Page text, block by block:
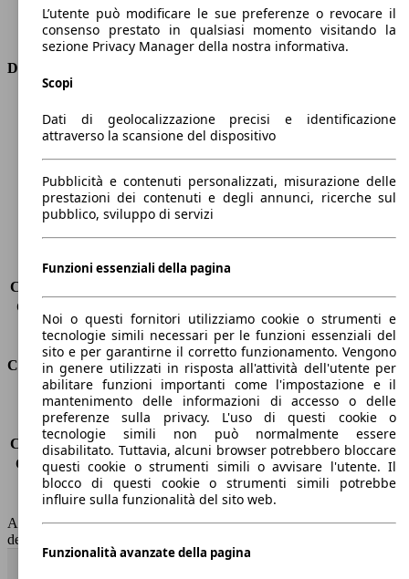
Trasmissione
Automatico
Tipo di trazione
trazione anteriore
Dimensioni
Altezza
1640 mm
1830 mm
Peso massimo
2150 kg
Carico massimo
-
Carico sul tetto
-
Capacità di traino (senza freni)
Capacità di traino (con freni)
Volume del bagagliaio
130 - 1835 l
Consumi
Emissioni di CO2*
104 g/km (komb.)
Consumo (urbano)
4.4 l/100km
Consumo (extra-urbano)
3.7 l/100km
Consumo (combinato)*
4.0 l/100km
Classe di emissione
Euro 5
Capacità del serbatoio
55 l
AutoScout24 non si assume alcuna responsabilità per la correttezza
dei dati.
L’utente può modificare le sue preferenze o revocare il
consenso prestato in qualsiasi momento visitando la
sezione Privacy Manager della nostra informativa.
Scopi
Dati di geolocalizzazione precisi e identificazione
attraverso la scansione del dispositivo
Pubblicità e contenuti personalizzati, misurazione delle
prestazioni dei contenuti e degli annunci, ricerche sul
pubblico, sviluppo di servizi
Funzioni essenziali della pagina
Noi o questi fornitori utilizziamo cookie o strumenti e
tecnologie simili necessari per le funzioni essenziali del
sito e per garantirne il corretto funzionamento. Vengono
in genere utilizzati in risposta all'attività dell'utente per
abilitare funzioni importanti come l'impostazione e il
mantenimento delle informazioni di accesso o delle
preferenze sulla privacy. L'uso di questi cookie o
tecnologie simili non può normalmente essere
disabilitato. Tuttavia, alcuni browser potrebbero bloccare
questi cookie o strumenti simili o avvisare l'utente. Il
blocco di questi cookie o strumenti simili potrebbe
influire sulla funzionalità del sito web.
Funzionalità avanzate della pagina